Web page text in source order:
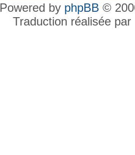
Powered by phpBB ©
Traduction réalisée par